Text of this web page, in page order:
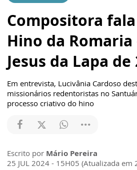
Compositora
Hino da Romaria
Jesus da Lapa de
Em entrevista, Lucivânia Cardoso
missionários redentoristas no
processo criativo do hino
Escrito por Mário Pereira
25 JUL 2024 - 15H05 (Atualizada em